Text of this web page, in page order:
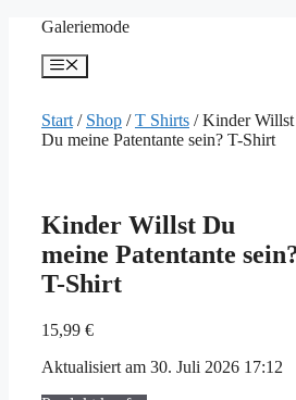
springen
Galeriemode
Menü
Start / Shop /T Shirts / Kinder Willst
Du meine Patentante sein? T-Shirt
Kinder Willst Du
meine Patentante
T-Shirt
15,99 €
Aktualisiert am 30. Juli 2026 17:12